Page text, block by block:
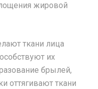
жировой
ткани лица
их
брылей,
оттягивают ткани